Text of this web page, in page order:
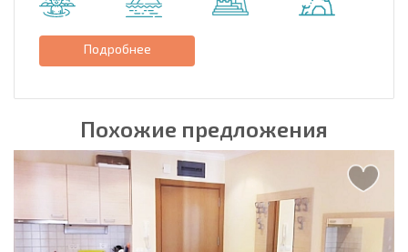
Подробнее
Похожие предложения